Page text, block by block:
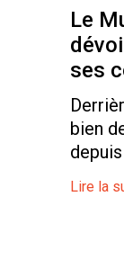
Le
ses
bien
Lire la